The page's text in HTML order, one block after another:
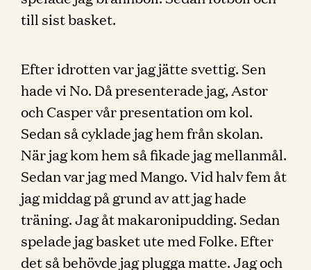
till sist basket.
Efter idrotten var jag jätte svettig. Sen
hade vi No. Då presenterade jag, Astor
och Casper vår presentation om kol.
Sedan så cyklade jag hem från skolan.
När jag kom hem så fikade jag mellanmål.
Sedan var jag med Mango. Vid halv fem åt
jag middag på grund av att jag hade
träning. Jag åt makaronipudding. Sedan
spelade jag basket ute med Folke. Efter
det så behövde jag plugga matte. Jag och